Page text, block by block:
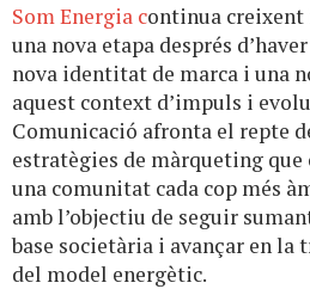
Som Energia continua
una nova etapa després
nova identitat de marca i una
aquest context d’impuls i
Comunicació afronta el repte
estratègies de màrqueting que
una comunitat cada cop més
amb l’objectiu de seguir
base societària i avançar en la
del model energètic.